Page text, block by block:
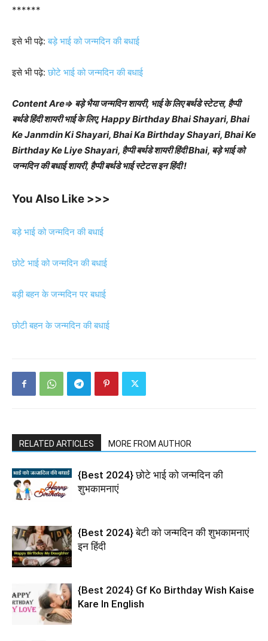
******
इसे भी पढ़े:बड़े भाई को जन्मदिन की बधाई
इसे भी पढ़े:छोटे भाई को जन्मदिन की बधाई
Content Are⇒ बड़े भैया जन्मदिन शायरी, भाई के लिए बर्थडे स्टेटस, हैप्पी
बर्थडे हिंदी शायरी भाई के लिए, Happy Birthday Bhai Shayari, Bhai
Ke Janmdin Ki Shayari, Bhai Ka Birthday Shayari, Bhai Ke
Birthday Ke Liye Shayari, हैप्पी बर्थडे शायरी हिंदी Bhai, बड़े भाई को
जन्मदिन की बधाई शायरी, हैप्पी बर्थडे भाई स्टेटस इन हिंदी !
You Also Like >>>
बड़े भाई को जन्मदिन की बधाई
छोटे भाई को जन्मदिन की बधाई
बड़ी बहन के जन्मदिन पर बधाई
छोटी बहन के जन्मदिन की बधाई
RELATED ARTICLES MORE FROM AUTHOR
{Best 2024} छोटे भाई को जन्मदिन की
शुभकामनाएं
{Best 2024} बेटी को जन्मदिन की शुभकामनाएं
इन हिंदी
{Best 2024} Gf Ko Birthday Wish Kaise
Kare In English